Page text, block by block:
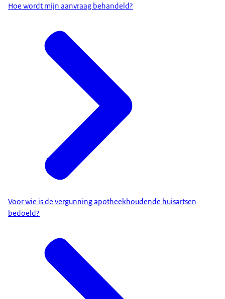
Hoe wordt mijn aanvraag behandeld?
Voor wie is de vergunning apotheekhoudende huisartsen
bedoeld?